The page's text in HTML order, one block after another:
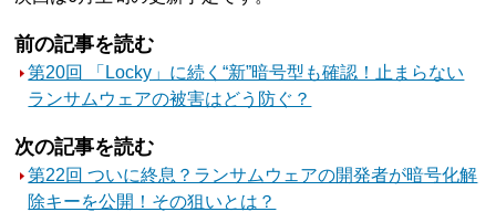
前の記事を読む
第20回 「Locky」に続く“新”暗号型も確認！止まらない
ランサムウェアの被害はどう防ぐ？
次の記事を読む
第22回 ついに終息？ランサムウェアの開発者が暗号化解
除キーを公開！その狙いとは？